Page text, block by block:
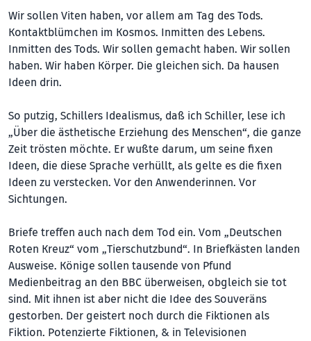
Wir sollen Viten haben, vor allem am Tag des Tods.
Kontaktblümchen im Kosmos. Inmitten des Lebens.
Inmitten des Tods. Wir sollen gemacht haben. Wir sollen
haben. Wir haben Körper. Die gleichen sich. Da hausen
Ideen drin.
So putzig, Schillers Idealismus, daß ich Schiller, lese ich
„Über die ästhetische Erziehung des Menschen“, die ganze
Zeit trösten möchte. Er wußte darum, um seine fixen
Ideen, die diese Sprache verhüllt, als gelte es die fixen
Ideen zu verstecken. Vor den Anwenderinnen. Vor
Sichtungen.
Briefe treffen auch nach dem Tod ein. Vom „Deutschen
Roten Kreuz“ vom „Tierschutzbund“. In Briefkästen landen
Ausweise. Könige sollen tausende von Pfund
Medienbeitrag an den BBC überweisen, obgleich sie tot
sind. Mit ihnen ist aber nicht die Idee des Souveräns
gestorben. Der geistert noch durch die Fiktionen als
Fiktion. Potenzierte Fiktionen, & in Televisionen